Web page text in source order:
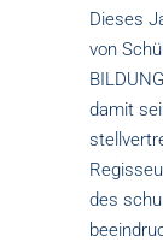
Dieses
von
damit
des